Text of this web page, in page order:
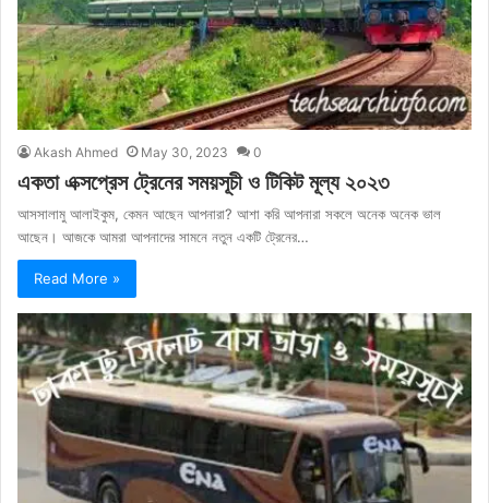
Akash Ahmed May 30, 2023 0
একতা এক্সপ্রেস ট্রেনের সময়সূচী ও টিকিট মূল্য ২০২৩
আসসালামু আলাইকুম, কেমন আছেন আপনারা? আশা করি আপনারা সকলে অনেক অনেক ভাল
আছেন। আজকে আমরা আপনাদের সামনে নতুন একটি ট্রেনের…
Read More »